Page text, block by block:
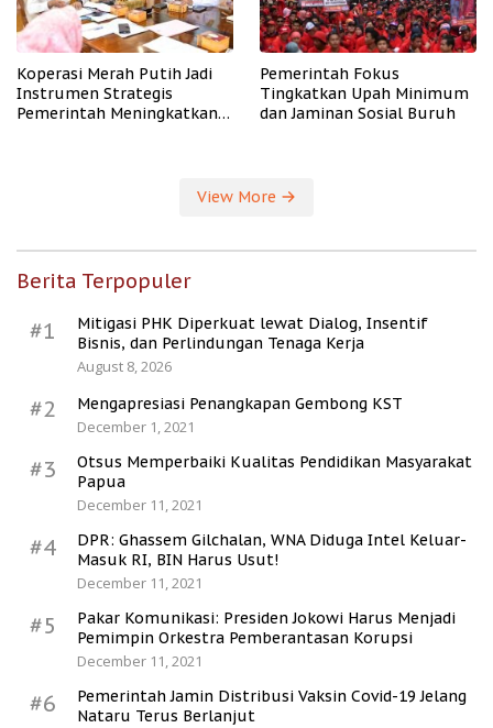
Koperasi Merah Putih Jadi
Instrumen Strategis
Pemerintah Meningkatkan
Pemerintah Fokus
Tingkatkan Upah Minimum
dan Jaminan Sosial Buruh
View More
Berita Terpopuler
#1
Mitigasi PHK Diperkuat lewat Dialog, Insentif
Bisnis, dan Perlindungan Tenaga Kerja
August 8, 2026
#2
Mengapresiasi Penangkapan Gembong KST
December 1, 2021
#3
Otsus Memperbaiki Kualitas Pendidikan Masyarakat
Papua
December 11, 2021
#4
DPR: Ghassem Gilchalan, WNA Diduga Intel Keluar-
Masuk RI, BIN Harus Usut!
December 11, 2021
#5
Pakar Komunikasi: Presiden Jokowi Harus Menjadi
Pemimpin Orkestra Pemberantasan Korupsi
December 11, 2021
#6
Pemerintah Jamin Distribusi Vaksin Covid-19 Jelang
Nataru Terus Berlanjut